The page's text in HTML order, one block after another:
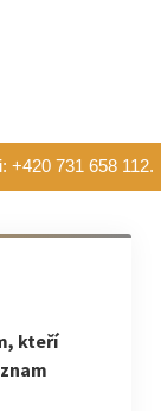
+420 731 658 112.
kteří